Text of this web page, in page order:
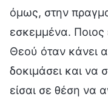
όμως, στην
εσκεμμένα. Ποιος
Θεού όταν κάνει
δοκιμάσει και να
είσαι σε θέση να